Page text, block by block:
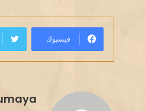
فيسبوك